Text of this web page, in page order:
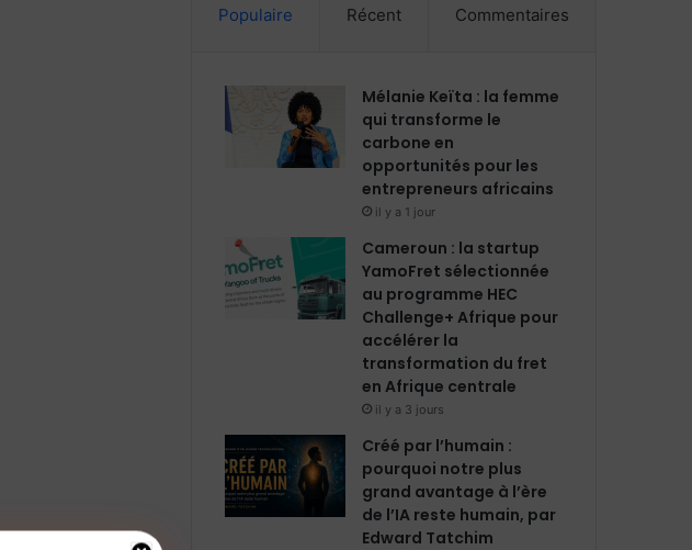
e
k
d
i
n
b
e
t
g
a
m
Populaire Récent Commentaires
Mélanie Keïta : la femme
qui transforme le
carbone en
opportunités pour les
entrepreneurs africains
il y a 1 jour
Cameroun : la startup
YamoFret sélectionnée
au programme HEC
Challenge+ Afrique pour
accélérer la
transformation du fret
en Afrique centrale
il y a 3 jours
Créé par l’humain :
pourquoi notre plus
grand avantage à l’ère
de l’IA reste humain, par
Edward Tatchim